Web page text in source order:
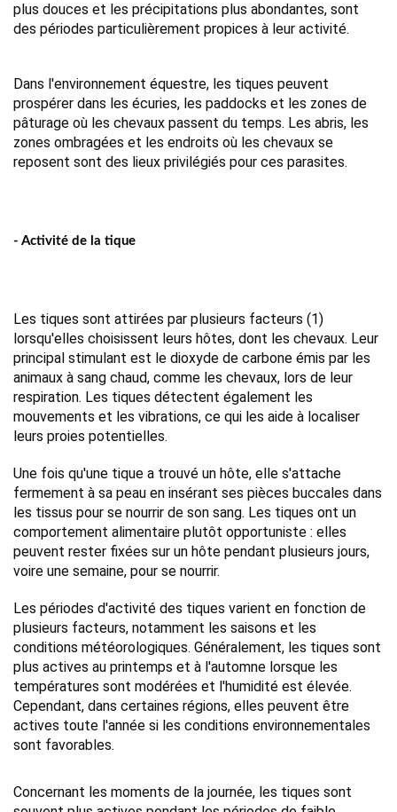
plus douces et les précipitations plus abondantes, sont
des périodes particulièrement propices à leur activité.
Dans l'environnement équestre, les tiques peuvent
prospérer dans les écuries, les paddocks et les zones de
pâturage où les chevaux passent du temps. Les abris, les
zones ombragées et les endroits où les chevaux se
reposent sont des lieux privilégiés pour ces parasites.
- Activité de la tique
Les tiques sont attirées par plusieurs facteurs (1)
lorsqu'elles choisissent leurs hôtes, dont les chevaux. Leur
principal stimulant est le dioxyde de carbone émis par les
animaux à sang chaud, comme les chevaux, lors de leur
respiration. Les tiques détectent également les
mouvements et les vibrations, ce qui les aide à localiser
leurs proies potentielles.
Une fois qu'une tique a trouvé un hôte, elle s'attache
fermement à sa peau en insérant ses pièces buccales dans
les tissus pour se nourrir de son sang. Les tiques ont un
comportement alimentaire plutôt opportuniste : elles
peuvent rester fixées sur un hôte pendant plusieurs jours,
voire une semaine, pour se nourrir.
Les périodes d'activité des tiques varient en fonction de
plusieurs facteurs, notamment les saisons et les
conditions météorologiques. Généralement, les tiques sont
plus actives au printemps et à l'automne lorsque les
températures sont modérées et l'humidité est élevée.
Cependant, dans certaines régions, elles peuvent être
actives toute l'année si les conditions environnementales
sont favorables.
Concernant les moments de la journée, les tiques sont